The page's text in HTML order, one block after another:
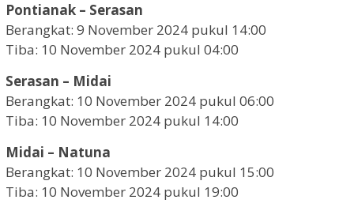
Pontianak – Serasan
Berangkat: 9 November 2024 pukul 14:00
Tiba: 10 November 2024 pukul 04:00
Serasan – Midai
Berangkat: 10 November 2024 pukul 06:00
Tiba: 10 November 2024 pukul 14:00
Midai – Natuna
Berangkat: 10 November 2024 pukul 15:00
Tiba: 10 November 2024 pukul 19:00